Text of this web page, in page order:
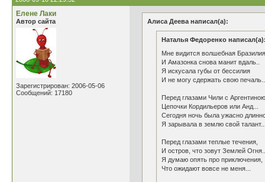
Елене Лаки
Автор сайта
Зарегистрирован: 2006-05-06
Сообщений: 17180
Алиса Деева написал(а):
Наталья Федоренко написал(а):
Мне видится волшебная Бразилия
И Амазонка снова манит вдаль..
Я искусала губы от бессилия
И не могу сдержать свою печаль..
Перед глазами Чили с Аргентиною,
Цепочки Кордильеров или Анд...
Сегодня ночь была ужасно
Я зарывала в землю свой талант...
Перед глазами теплые течения,
И остров, что зовут Землей Огня...
Я думаю опять про приключения,
Что ожидают вовсе не меня...